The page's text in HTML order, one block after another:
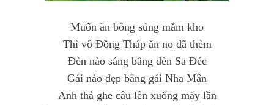
Muốn ăn bông súng mắm kho
Thì vô Đồng Tháp ăn no đã thèm
Đèn nào sáng bằng đèn Sa Đéc
Gái nào đẹp bằng gái Nha Mân
Anh thả ghe câu lên xuống mấy lần